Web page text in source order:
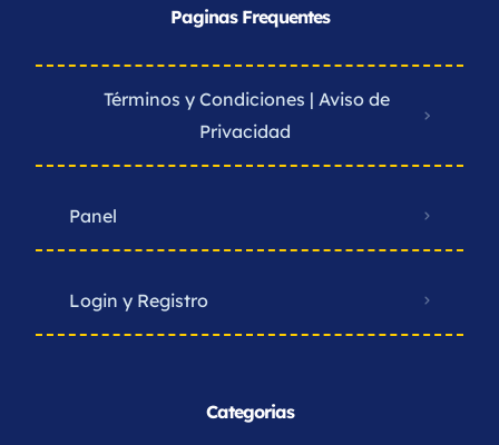
Paginas Frequentes
Términos y Condiciones | Aviso de
Privacidad ​
Panel
Login y Registro
Categorias